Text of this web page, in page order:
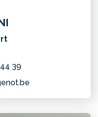
39